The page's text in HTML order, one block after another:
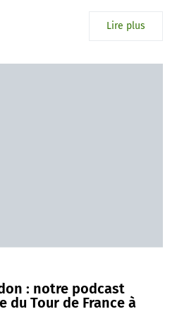
Lire plus
: notre podcast
du Tour de France à